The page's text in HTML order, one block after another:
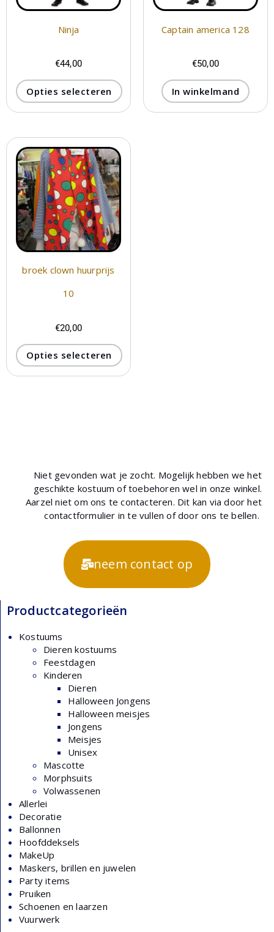
Ninja
€44,00
Opties selecteren
Captain america 128
€50,00
In winkelmand
broek clown huurprijs
10
€20,00
Opties selecteren
Niet gevonden wat je zocht. Mogelijk hebben we het
geschikte kostuum of toebehoren wel in onze winkel.
Aarzel niet om ons te contacteren. Dit kan via door het
contactformulier in te vullen of door ons te bellen.
neem contact op
Productcategorieën
Kostuums
Dieren kostuums
Feestdagen
Kinderen
Dieren
Halloween Jongens
Halloween meisjes
Jongens
Meisjes
Unisex
Mascotte
Morphsuits
Volwassenen
Allerlei
Decoratie
Ballonnen
Hoofddeksels
MakeUp
Maskers, brillen en juwelen
Party items
Pruiken
Schoenen en laarzen
Vuurwerk